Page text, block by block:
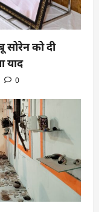
सोरेन को दी
याद
0